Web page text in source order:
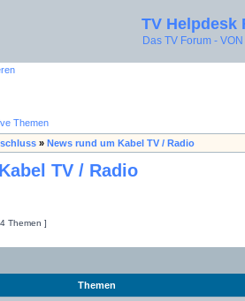
TV Helpdesk
Das TV Forum -
Themen
» News rund um Kabel TV / Radio
TV / Radio
Themen ]
Themen